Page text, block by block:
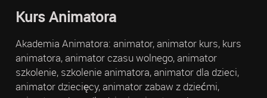
Kurs Animatora
Akademia Animatora: animator, animator kurs, kurs
animatora, animator czasu wolnego, animator
szkolenie, szkolenie animatora, animator dla dzieci,
animator dziecięcy, animator zabaw z dziećmi,